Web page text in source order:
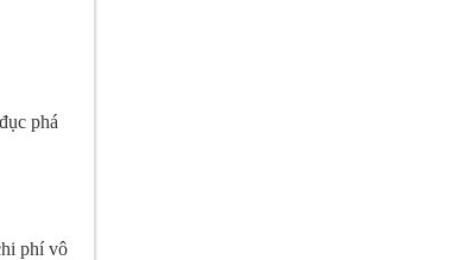
phá
phí vô